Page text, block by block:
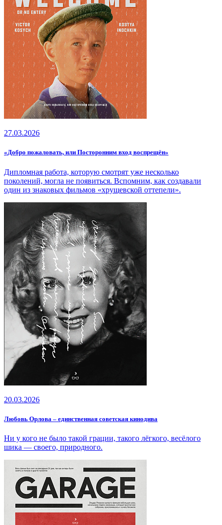
27.03.2026
«Добро пожаловать, или Посторонним вход воспрещён»
Дипломная работа, которую смотрят уже несколько
поколений, могла не появиться. Вспомним, как создавали
один из знаковых фильмов «хрущевской оттепели».
20.03.2026
Любовь Орлова – единственная советская кинодива
Ни у кого не было такой грации, такого лёгкого, весёлого
шика — своего, природного.